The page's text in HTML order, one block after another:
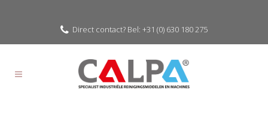
Direct contact? Bel: +31 (0) 630 180 275